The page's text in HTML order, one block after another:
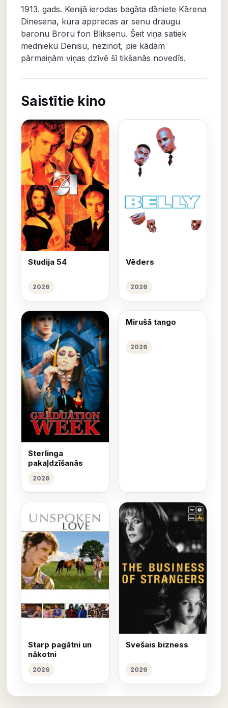
1913. gads. Kenijā ierodas bagāta dāniete Kārena
Dinesena, kura apprecas ar senu draugu
baronu Broru fon Bliksenu. Šeit viņa satiek
mednieku Denisu, nezinot, pie kādām
pārmaiņām viņas dzīvē šī tikšanās novedīs.
Saistītie kino
Studija 54
2026
Vēders
2026
Sterlinga
pakaļdzīšanās
2026
Mirušā tango
2026
Starp pagātni un
nākotni
2026
Svešais bizness
2026